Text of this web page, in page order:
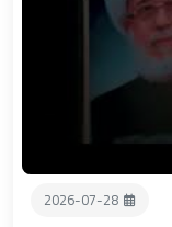
2026-07-28